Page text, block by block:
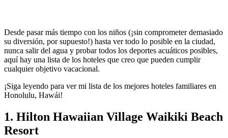
Desde pasar más tiempo con los niños (¡sin comprometer demasiado
su diversión, por supuesto!) hasta ver todo lo posible en la ciudad,
nunca salir del agua y probar todos los deportes acuáticos posibles,
aquí hay una lista de los hoteles que creo que pueden cumplir
cualquier objetivo vacacional.
¡Siga leyendo para ver mi lista de los mejores hoteles familiares en
Honolulu, Hawái!
1. Hilton Hawaiian Village Waikiki Beach
Resort